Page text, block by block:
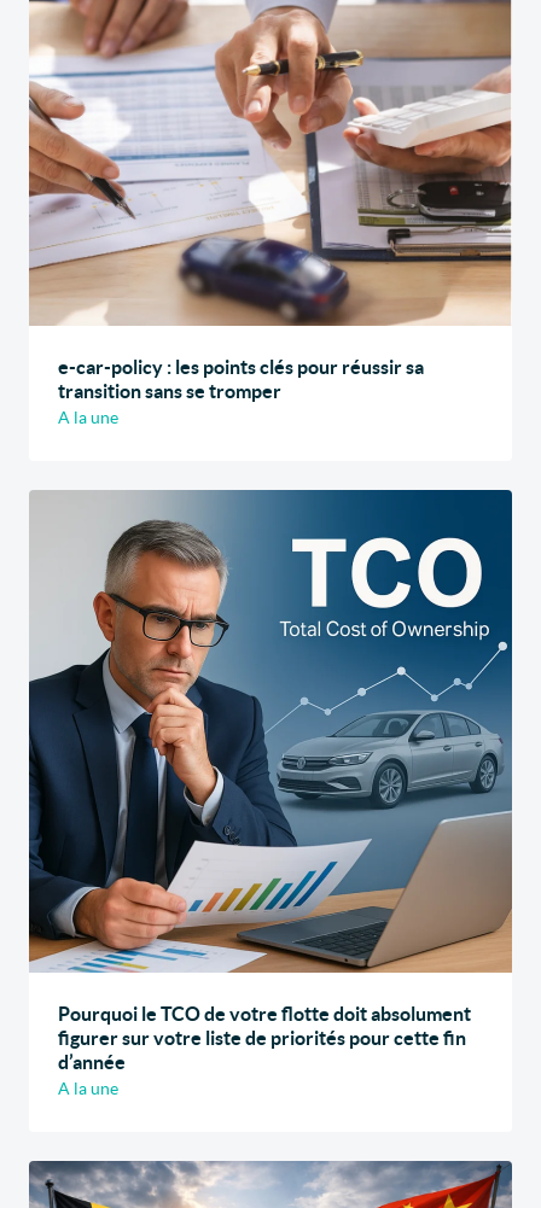
e-car-policy : les points clés pour réussir sa
transition sans se tromper
A la une
Pourquoi le TCO de votre flotte doit absolument
figurer sur votre liste de priorités pour cette fin
d’année
A la une